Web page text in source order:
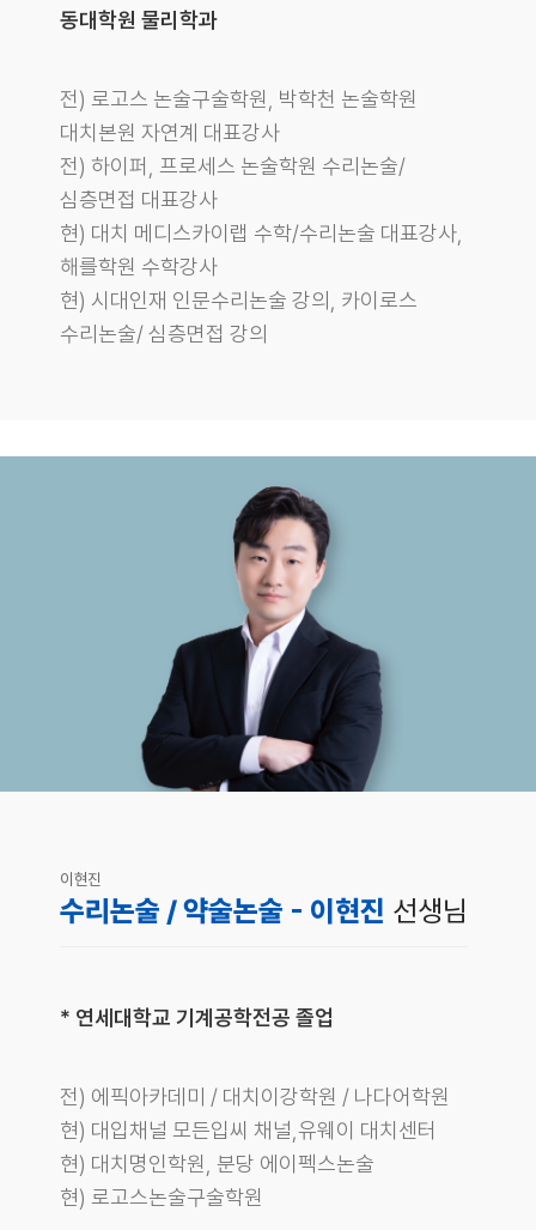
동대학원 물리학과
전) 로고스 논술구술학원, 박학천 논술학원
대치본원 자연계 대표강사
전) 하이퍼, 프로세스 논술학원 수리논술/
심층면접 대표강사
현) 대치 메디스카이랩 수학/수리논술 대표강사,
해를학원 수학강사
현) 시대인재 인문수리논술 강의, 카이로스
수리논술/ 심층면접 강의
이현진
수리논술 / 약술논술 - 이현진 선생님
* 연세대학교 기계공학전공 졸업
전) 에픽아카데미 / 대치이강학원 / 나다어학원
현) 대입채널 모든입씨 채널,유웨이 대치센터
현) 대치명인학원, 분당 에이펙스논술
현) 로고스논술구술학원